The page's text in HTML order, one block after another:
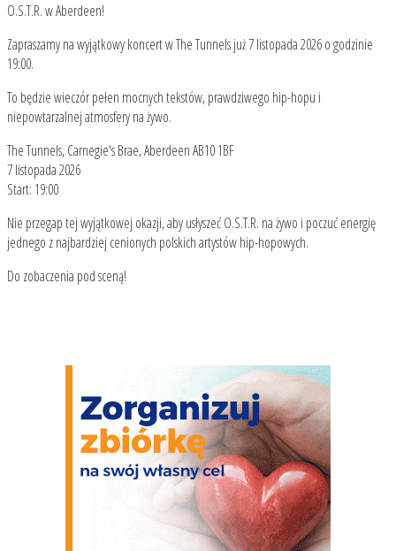
O.S.T.R. w Aberdeen!
Zapraszamy na wyjątkowy koncert w The Tunnels już 7 listopada 2026 o godzinie
19:00.
To będzie wieczór pełen mocnych tekstów, prawdziwego hip-hopu i
niepowtarzalnej atmosfery na żywo.
The Tunnels, Carnegie's Brae, Aberdeen AB10 1BF
7 listopada 2026
Start: 19:00
Nie przegap tej wyjątkowej okazji, aby usłyszeć O.S.T.R. na żywo i poczuć energię
jednego z najbardziej cenionych polskich artystów hip-hopowych.
Do zobaczenia pod sceną!